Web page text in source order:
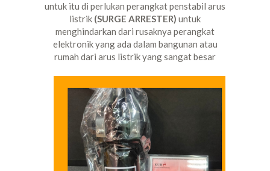
untuk itu di perlukan perangkat penstabil arus
listrik (SURGE ARRESTER) untuk
menghindarkan dari rusaknya perangkat
elektronik yang ada dalam bangunan atau
rumah dari arus listrik yang sangat besar